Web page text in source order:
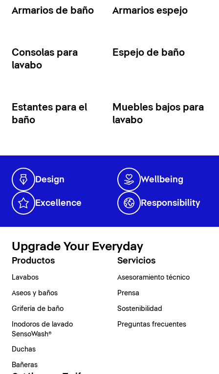
Armarios de baño Armarios espejo
Consolas para
lavabo
Espejo de baño
Estantes para el
baño
Muebles bajos para
lavabo
Design Wellbeing
Excellence Responsibility
Upgrade Your Everyday
Productos
Lavabos
Aseos y baños
Grifería de baño
Inodoros de lavado
SensoWash®
Duchas
Bañeras
Servicios
Asesoramiento técnico
Prensa
Sostenibilidad
Preguntas frecuentes